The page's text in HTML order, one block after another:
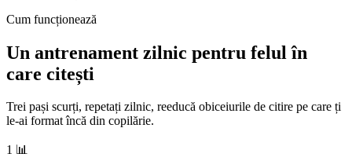
Cum funcționează
Un antrenament zilnic pentru felul în
care citești
Trei pași scurți, repetați zilnic, reeducă obiceiurile de citire pe care ți
le-ai format încă din copilărie.
1 📊